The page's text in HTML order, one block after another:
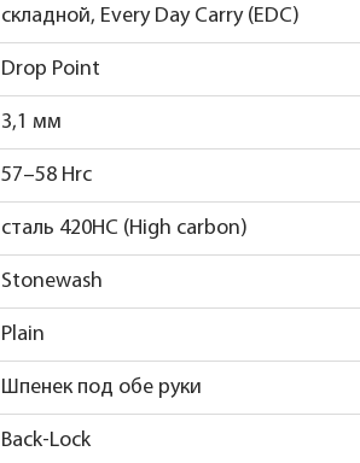
складной, Every Day Carry (EDC)
Drop Point
3,1 мм
57–58 Hrc
сталь 420НС (High carbon)
Stonewash
Plain
Шпенек под обе руки
Back-Lock